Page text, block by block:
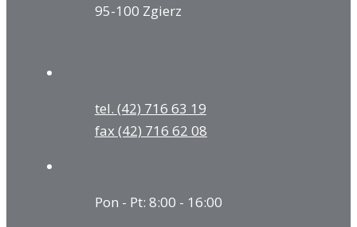
95-100 Zgierz
tel. (42) 716 63 19
fax (42) 716 62 08
Pon - Pt: 8:00 - 16:00